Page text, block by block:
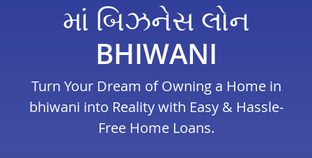
માં બિઝનેસ લોન
BHIWANI
Turn Your Dream of Owning a Home in
bhiwani into Reality with Easy & Hassle-
Free Home Loans.